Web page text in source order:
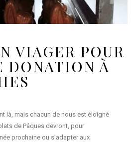
VIAGER POUR
DONATION À
là, mais chacun de nous est éloigné
de Pâques devront, pour
prochaine ou s’adapter aux